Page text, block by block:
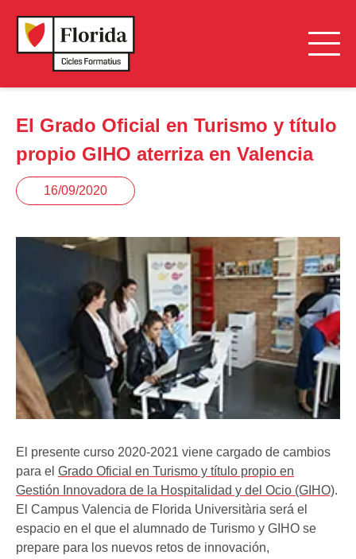
El Grado Oficial en Turismo y título
propio GIHO aterriza en Valencia
16/09/2020
El presente curso 2020-2021 viene cargado de cambios
para el Grado Oficial en Turismo y título propio en
Gestión Innovadora de la Hospitalidad y del Ocio (GIHO).
El Campus Valencia de Florida Universitària será el
espacio en el que el alumnado de Turismo y GIHO se
prepare para los nuevos retos de innovación,